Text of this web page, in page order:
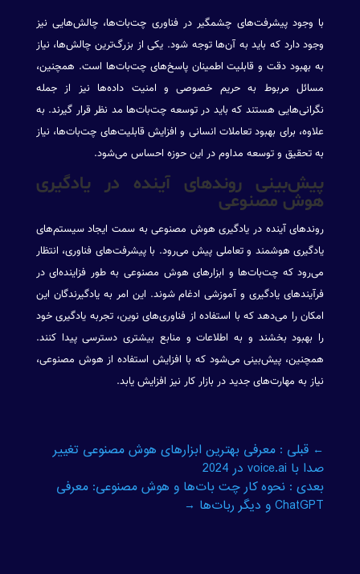
با وجود پیشرفت‌های چشمگیر در فناوری چت‌بات‌ها، چالش‌هایی نیز
وجود دارد که باید به آن‌ها توجه شود. یکی از بزرگ‌ترین چالش‌ها، نیاز
به بهبود دقت و قابلیت اطمینان پاسخ‌های چت‌بات‌ها است. همچنین،
مسائل مربوط به حریم خصوصی و امنیت داده‌ها نیز از جمله
نگرانی‌هایی هستند که باید در توسعه چت‌بات‌ها مد نظر قرار گیرند. به
علاوه، برای بهبود تعاملات انسانی و افزایش قابلیت‌های چت‌بات‌ها، نیاز
به تحقیق و توسعه مداوم در این حوزه احساس می‌شود.
پیش‌بینی روندهای آینده در یادگیری
هوش مصنوعی
روندهای آینده در یادگیری هوش مصنوعی به سمت ایجاد سیستم‌های
یادگیری هوشمند و تعاملی پیش می‌رود. با پیشرفت‌های فناوری، انتظار
می‌رود که چت‌بات‌ها و ابزارهای هوش مصنوعی به طور فزاینده‌ای در
فرآیندهای یادگیری و آموزشی ادغام شوند. این امر به یادگیرندگان این
امکان را می‌دهد که با استفاده از فناوری‌های نوین، تجربه یادگیری خود
را بهبود بخشند و به اطلاعات و منابع بیشتری دسترسی پیدا کنند.
همچنین، پیش‌بینی می‌شود که با افزایش استفاده از هوش مصنوعی،
نیاز به مهارت‌های جدید در بازار کار نیز افزایش یابد.
← قبلی : معرفی بهترین ابزارهای هوش مصنوعی تغییر
صدا با voice.ai در 2024
بعدی : نحوه کار چت بات‌ها و هوش مصنوعی: معرفی
ChatGPT و دیگر ربات‌ها
→